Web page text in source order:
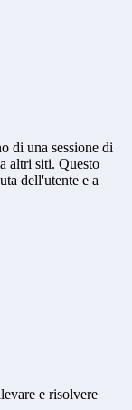
di una sessione di
altri siti. Questo
dell'utente e a
e risolvere